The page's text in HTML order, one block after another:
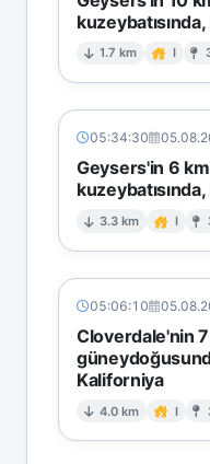
1.7 km I
05:34:30
Geysers'in 6 km
3.3 km I
05:06:10
Cloverdale'nin
Kaliforniya
4.0 km I